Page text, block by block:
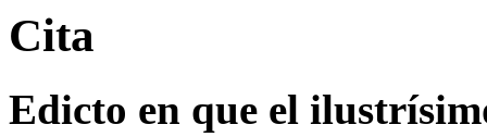
Cita
Edicto en que el